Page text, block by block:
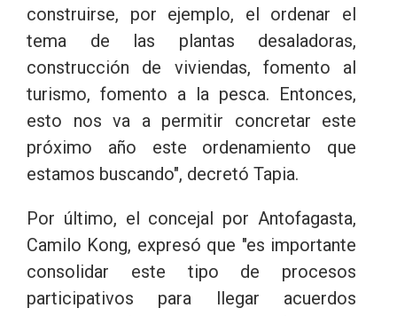
construirse, por ejemplo, el ordenar el
tema de las plantas desaladoras,
construcción de viviendas, fomento al
turismo, fomento a la pesca. Entonces,
esto nos va a permitir concretar este
próximo año este ordenamiento que
estamos buscando", decretó Tapia.
Por último, el concejal por Antofagasta,
Camilo Kong, expresó que "es importante
consolidar este tipo de procesos
participativos para llegar acuerdos